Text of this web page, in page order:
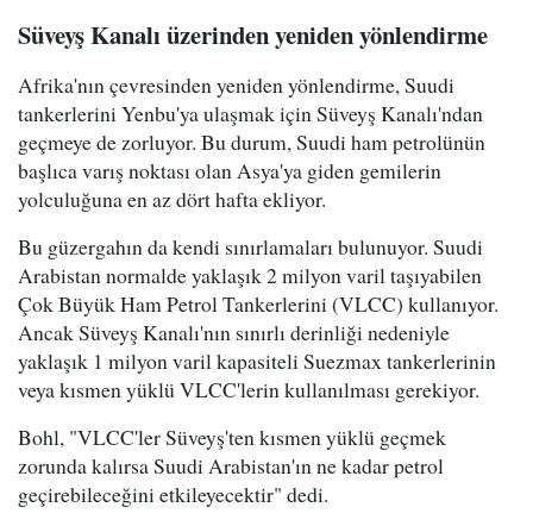
Süveyş Kanalı üzerinden yeniden yönlendirme
Afrika'nın çevresinden yeniden yönlendirme, Suudi
tankerlerini Yenbu'ya ulaşmak için Süveyş Kanalı'ndan
geçmeye de zorluyor. Bu durum, Suudi ham petrolünün
başlıca varış noktası olan Asya'ya giden gemilerin
yolculuğuna en az dört hafta ekliyor.
Bu güzergahın da kendi sınırlamaları bulunuyor. Suudi
Arabistan normalde yaklaşık 2 milyon varil taşıyabilen
Çok Büyük Ham Petrol Tankerlerini (VLCC) kullanıyor.
Ancak Süveyş Kanalı'nın sınırlı derinliği nedeniyle
yaklaşık 1 milyon varil kapasiteli Suezmax tankerlerinin
veya kısmen yüklü VLCC'lerin kullanılması gerekiyor.
Bohl, "VLCC'ler Süveyş'ten kısmen yüklü geçmek
zorunda kalırsa Suudi Arabistan'ın ne kadar petrol
geçirebileceğini etkileyecektir" dedi.